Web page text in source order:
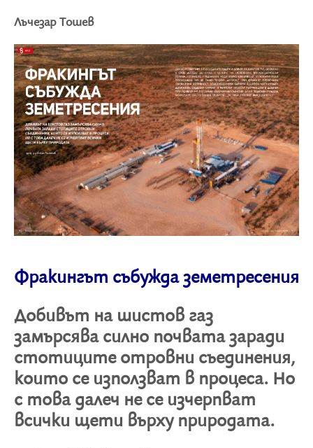
Лъчезар Тошев
Фракингът събужда земетресения
Добивът на шистов газ
замърсява силно почвата заради
стотиците отровни съединения,
които се използват в процеса. Но
с това далеч не се изчерпват
всички щети върху природата.